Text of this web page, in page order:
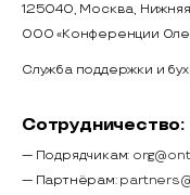
125040, Москва, Нижняя
ООО «Конференции
Служба поддержки и
Сотрудничество:
— Подрядчикам:
— Партнёрам: